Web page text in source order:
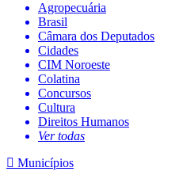
Agropecuária
Brasil
Câmara dos Deputados
Cidades
CIM Noroeste
Colatina
Concursos
Cultura
Direitos Humanos
Ver todas
Municípios